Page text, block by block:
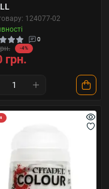
124077-02
0
-4%
грн.